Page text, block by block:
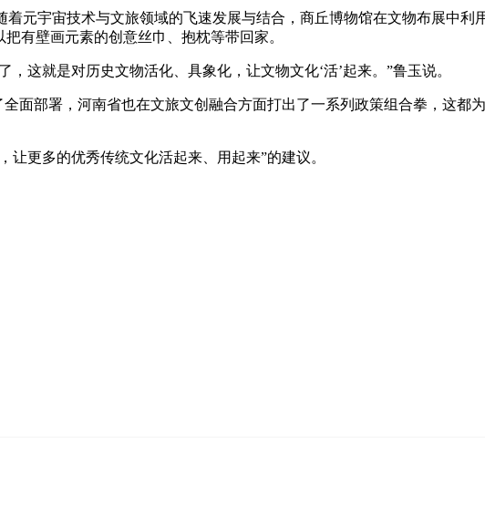
元宇宙技术与文旅领域的飞速发展与结合，商丘博物馆在文物布展中利
有壁画元素的创意丝巾、抱枕等带回家。
就是对历史文物活化、具象化，让文物文化‘活’起来。”鲁玉说。
部署，河南省也在文旅文创融合方面打出了一系列政策组合拳，这都
更多的优秀传统文化活起来、用起来”的建议。